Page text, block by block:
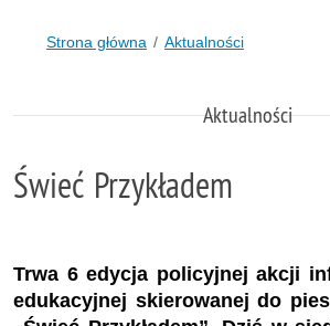
Strona główna Aktualności
Aktualności
Świeć Przykładem
Trwa 6 edycja policyjnej akcji
edukacyjnej skierowanej do